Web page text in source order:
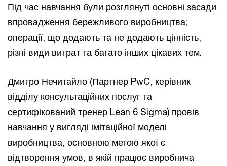
Під час навчання були розглянуті основні засади
впровадження бережливого виробництва;
операції, що додають та не додають цінність,
різні види витрат та багато інших цікавих тем.
Дмитро Нечитайло (Партнер PwC, керівник
відділу консультаційних послуг та
сертифікований тренер Lean 6 Sigma) провів
навчання у вигляді імітаційної моделі
виробництва, основною метою якої є
відтворення умов, в якій працює виробнича